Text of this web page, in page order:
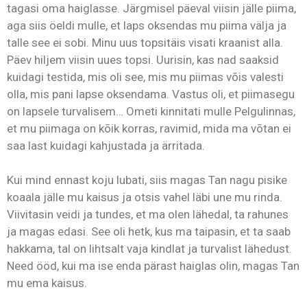
tagasi oma haiglasse. Järgmisel päeval viisin jälle piima,
aga siis öeldi mulle, et laps oksendas mu piima välja ja
talle see ei sobi. Minu uus topsitäis visati kraanist alla.
Päev hiljem viisin uues topsi. Uurisin, kas nad saaksid
kuidagi testida, mis oli see, mis mu piimas võis valesti
olla, mis pani lapse oksendama. Vastus oli, et piimasegu
on lapsele turvalisem… Ometi kinnitati mulle Pelgulinnas,
et mu piimaga on kõik korras, ravimid, mida ma võtan ei
saa last kuidagi kahjustada ja ärritada.
Kui mind ennast koju lubati, siis magas Tan nagu pisike
koaala jälle mu kaisus ja otsis vahel läbi une mu rinda.
Viivitasin veidi ja tundes, et ma olen lähedal, ta rahunes
ja magas edasi. See oli hetk, kus ma taipasin, et ta saab
hakkama, tal on lihtsalt vaja kindlat ja turvalist lähedust.
Need ööd, kui ma ise enda pärast haiglas olin, magas Tan
mu ema kaisus.